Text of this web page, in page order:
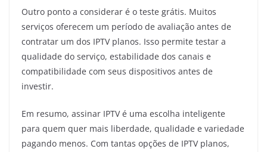
Outro ponto a considerar é o teste grátis. Muitos
serviços oferecem um período de avaliação antes de
contratar um dos IPTV planos. Isso permite testar a
qualidade do serviço, estabilidade dos canais e
compatibilidade com seus dispositivos antes de
investir.
Em resumo, assinar IPTV é uma escolha inteligente
para quem quer mais liberdade, qualidade e variedade
pagando menos. Com tantas opções de IPTV planos,